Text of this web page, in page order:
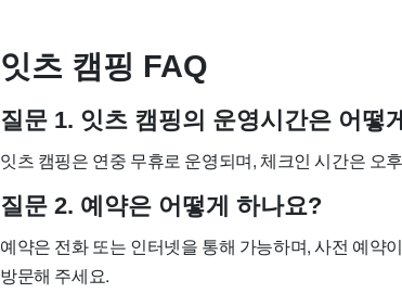
잇츠 캠핑 FAQ
질문 1. 잇츠 캠핑의 운영시간은 어떻
잇츠 캠핑은 연중 무휴로 운영되며, 체크인 시간은 오
질문 2. 예약은 어떻게 하나요?
예약은 전화 또는 인터넷을 통해 가능하며, 사전 예약
방문해 주세요.